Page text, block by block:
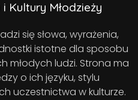
Kultury Młodzieży
się słowa, wyrażenia,
istotne dla sposobu
młodych ludzi. Strona ma
o ich języku, stylu
uczestnictwa w kulturze.